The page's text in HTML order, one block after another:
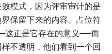
模式，因为评审审计的是
保留下来的内容。占位符
这正是它存在的意义——而
不透明，他们看到一个回